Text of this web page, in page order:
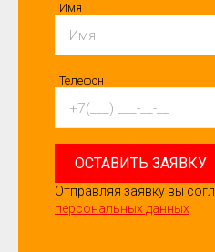
Имя
Телефон
ОСТАВИТЬ ЗАЯВКУ
Отправляя заявку вы
персональных данных